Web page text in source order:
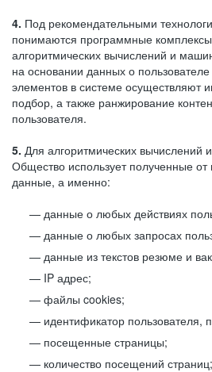
4. Под рекомендательными
понимаются программные
алгоритмических вычислений и
на основании данных о пользователе
элементов в системе осуществляют
подбор, а также ранжирование
пользователя.
5. Для алгоритмических вычислений
Общество использует полученные от
данные, а именно:
данные о любых действиях
данные о любых запросах
данные из текстов резюме и
IP адрес;
файлы cookies;
идентификатор пользователя,
посещенные страницы;
количество посещений страниц;